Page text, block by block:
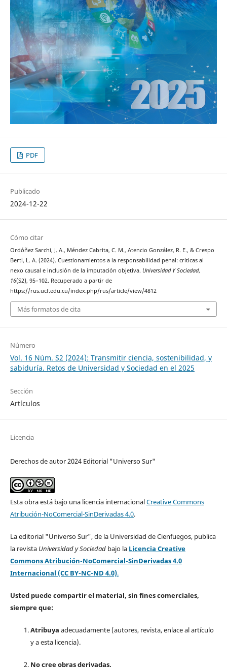
PDF
Publicado
2024-12-22
Cómo citar
Ordóñez Sarchi, J. A., Méndez Cabrita, C. M., Atencio González, R. E., & Crespo
Berti, L. A. (2024). Cuestionamientos a la responsabilidad penal: críticas al
nexo causal e inclusión de la imputación objetiva. Universidad Y Sociedad,
16(S2), 95–102. Recuperado a partir de
https://rus.ucf.edu.cu/index.php/rus/article/view/4812
Más formatos de cita
Número
Vol. 16 Núm. S2 (2024): Transmitir ciencia, sostenibilidad, y
sabiduría. Retos de Universidad y Sociedad en el 2025
Sección
Artículos
Licencia
Derechos de autor 2024 Editorial "Universo Sur"
Esta obra está bajo una licencia internacionalCreative Commons
Atribución-NoComercial-SinDerivadas 4.0.
La editorial "Universo Sur", de la Universidad de Cienfuegos, publica
la revista Universidad y Sociedad bajo la Licencia Creative
Commons Atribución-NoComercial-SinDerivadas 4.0
Internacional (CC BY-NC-ND 4.0).
Usted puede compartir el material, sin fines comerciales,
siempre que:
Atribuya adecuadamente (autores, revista, enlace al artículo
y a esta licencia).
No cree obras derivadas.